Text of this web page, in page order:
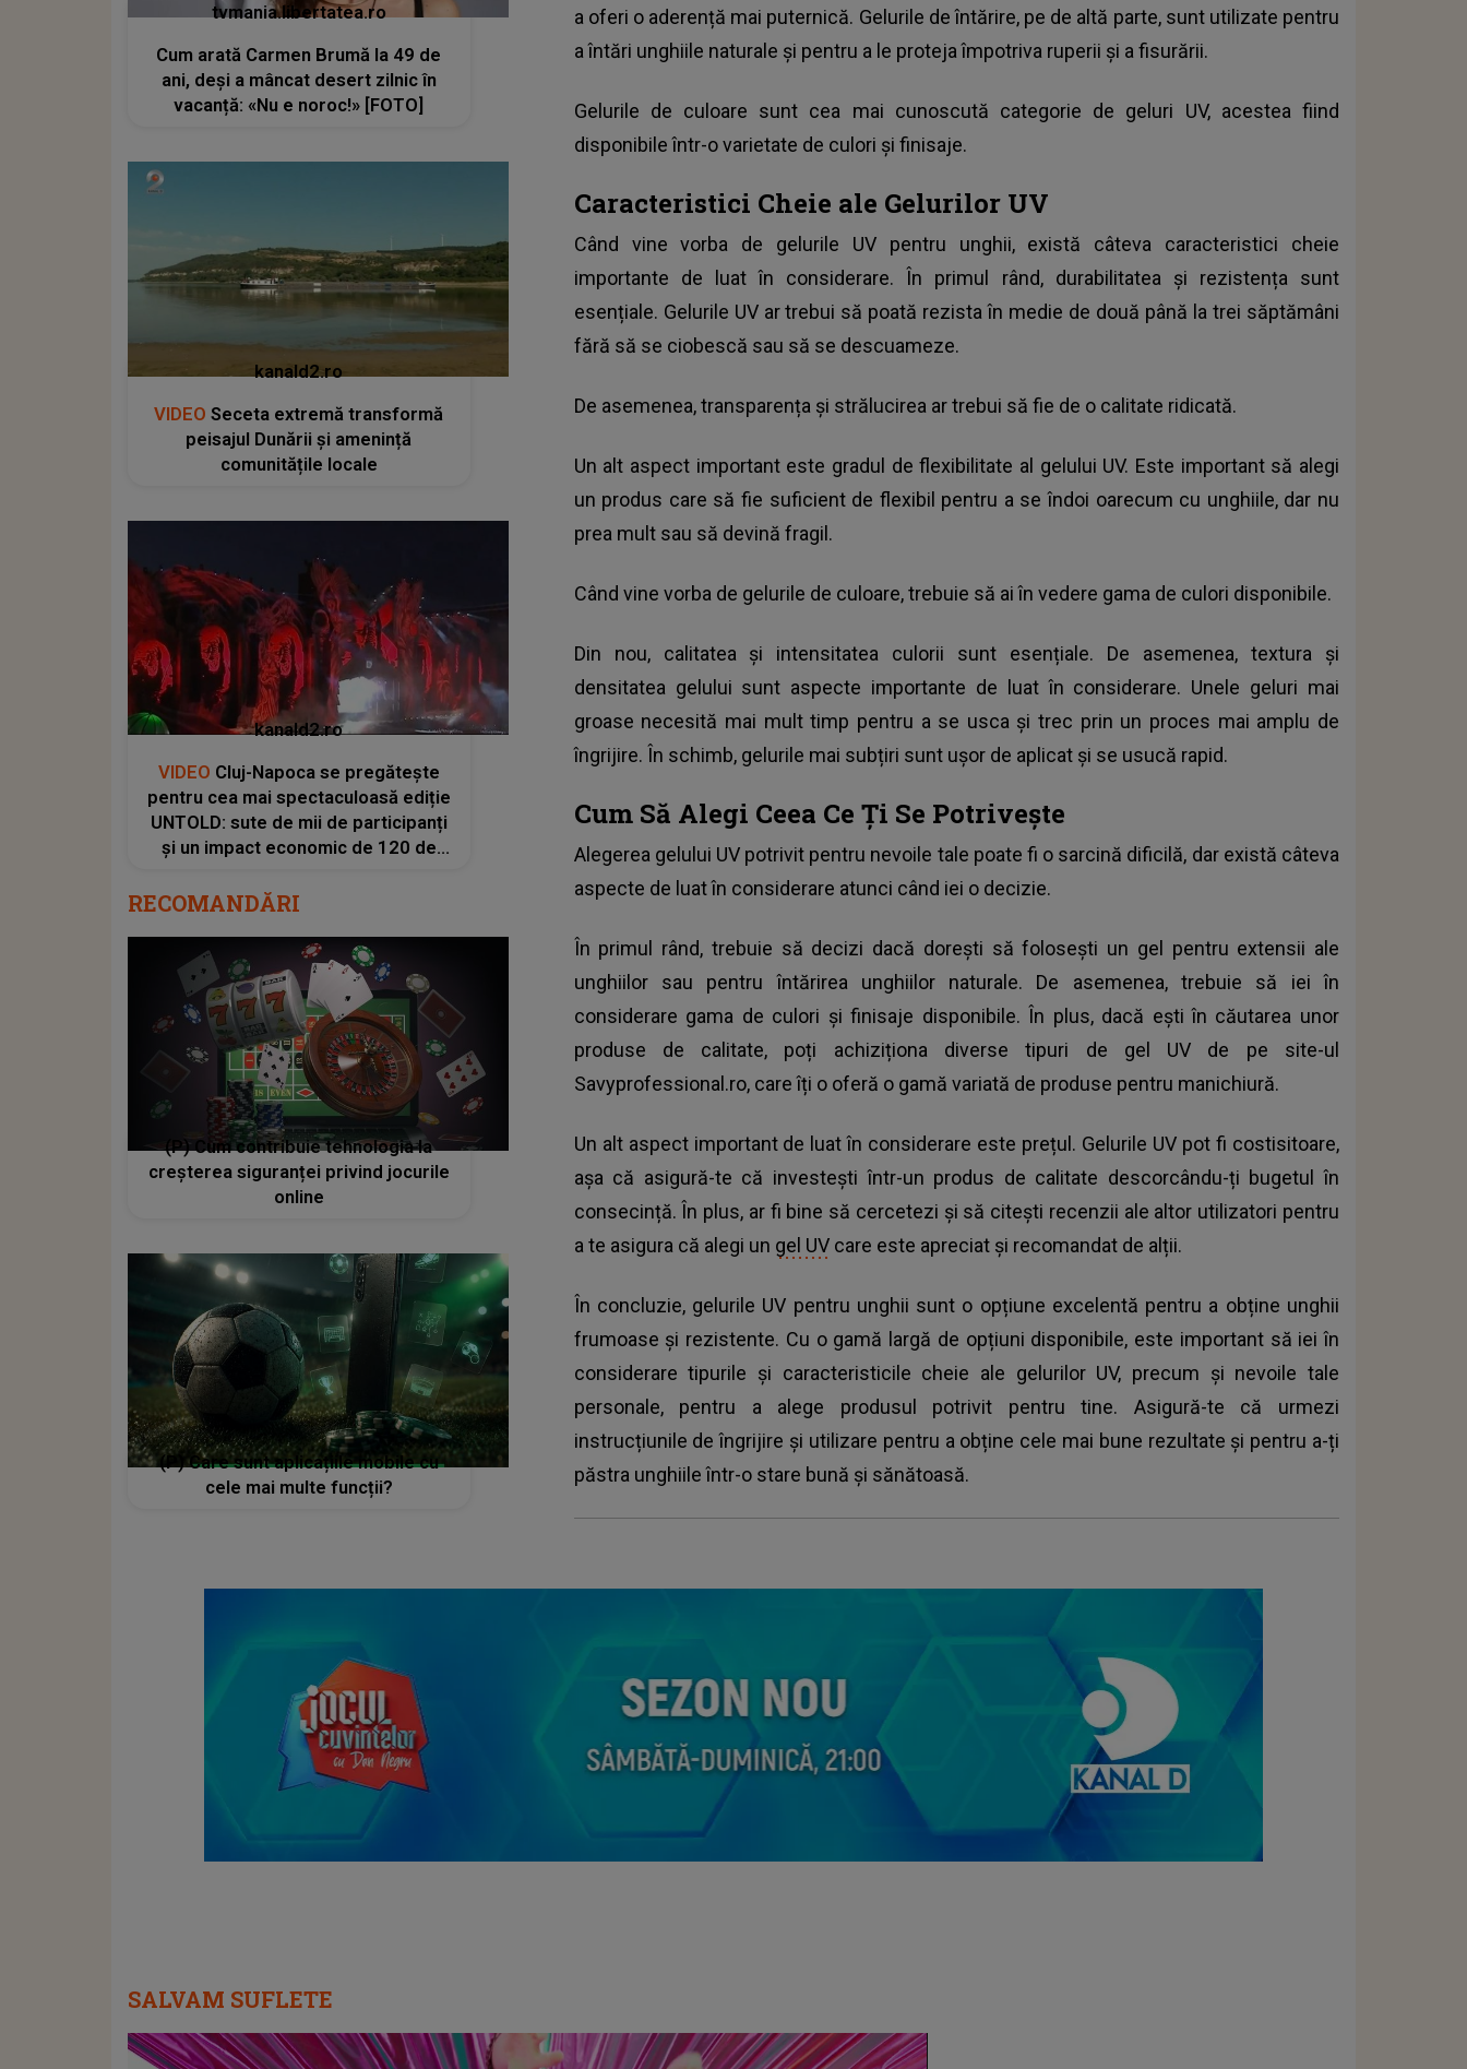
a oferi o aderență mai puternică. Gelurile de întărire, pe de altă parte, sunt utilizate pentru
a întări unghiile naturale și pentru a le proteja împotriva ruperii și a fisurării.
Gelurile de culoare sunt cea mai cunoscută categorie de geluri UV, acestea fiind
disponibile într-o varietate de culori și finisaje.
Caracteristici Cheie ale Gelurilor UV
Când vine vorba de gelurile UV pentru unghii, există câteva caracteristici cheie
importante de luat în considerare. În primul rând, durabilitatea și rezistența sunt
esențiale. Gelurile UV ar trebui să poată rezista în medie de două până la trei săptămâni
fără să se ciobescă sau să se descuameze.
De asemenea, transparența și strălucirea ar trebui să fie de o calitate ridicată.
Un alt aspect important este gradul de flexibilitate al gelului UV. Este important să alegi
un produs care să fie suficient de flexibil pentru a se îndoi oarecum cu unghiile, dar nu
prea mult sau să devină fragil.
Când vine vorba de gelurile de culoare, trebuie să ai în vedere gama de culori disponibile.
Din nou, calitatea și intensitatea culorii sunt esențiale. De asemenea, textura și
densitatea gelului sunt aspecte importante de luat în considerare. Unele geluri mai
groase necesită mai mult timp pentru a se usca și trec prin un proces mai amplu de
îngrijire. În schimb, gelurile mai subțiri sunt ușor de aplicat și se usucă rapid.
Cum Să Alegi Ceea Ce Ți Se Potrivește
Alegerea gelului UV potrivit pentru nevoile tale poate fi o sarcină dificilă, dar există câteva
aspecte de luat în considerare atunci când iei o decizie.
În primul rând, trebuie să decizi dacă dorești să folosești un gel pentru extensii ale
unghiilor sau pentru întărirea unghiilor naturale. De asemenea, trebuie să iei în
considerare gama de culori și finisaje disponibile. În plus, dacă ești în căutarea unor
produse de calitate, poți achiziționa diverse tipuri de gel UV de pe site-ul
Savyprofessional.ro, care îți o oferă o gamă variată de produse pentru manichiură.
Un alt aspect important de luat în considerare este prețul. Gelurile UV pot fi costisitoare,
așa că asigură-te că investești într-un produs de calitate descorcându-ți bugetul în
consecință. În plus, ar fi bine să cercetezi și să citești recenzii ale altor utilizatori pentru
a te asigura că alegi un gel UVcare este apreciat și recomandat de alții.
În concluzie, gelurile UV pentru unghii sunt o opțiune excelentă pentru a obține unghii
frumoase și rezistente. Cu o gamă largă de opțiuni disponibile, este important să iei în
considerare tipurile și caracteristicile cheie ale gelurilor UV, precum și nevoile tale
personale, pentru a alege produsul potrivit pentru tine. Asigură-te că urmezi
instrucțiunile de îngrijire și utilizare pentru a obține cele mai bune rezultate și pentru a-ți
păstra unghiile într-o stare bună și sănătoasă.
tvmania.libertatea.ro
Cum arată Carmen Brumă la 49 de
ani, deși a mâncat desert zilnic în
vacanță: «Nu e noroc!» [FOTO]
kanald2.ro
VIDEO Seceta extremă transformă
peisajul Dunării și amenință
comunitățile locale
kanald2.ro
VIDEO Cluj-Napoca se pregătește
pentru cea mai spectaculoasă ediție
UNTOLD: sute de mii de participanți
și un impact economic de 120 de
RECOMANDĂRI
(P) Cum contribuie tehnologia la
creșterea siguranței privind jocurile
online
(P) Care sunt aplicațiile mobile cu
cele mai multe funcții?
SALVAM SUFLETE